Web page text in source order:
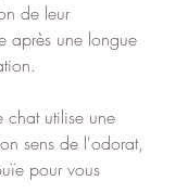
de leur
après une longue
chat utilise une
sens de l'odorat,
pour vous